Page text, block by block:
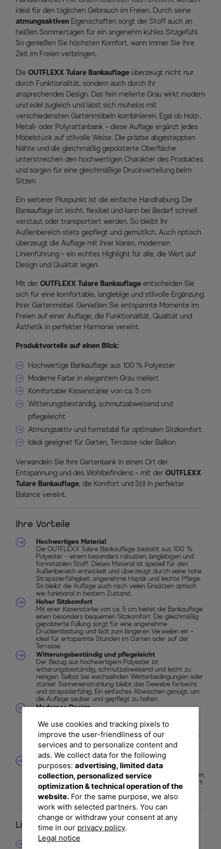
ideal für den täglichen Gebrauch im Freien. Durch seine
atmungsaktiven Eigenschaften sorgt der Stoff auch an
heißen Sommertagen für ein angenehm kühles Sitzgefühl.
So genießen Sie höchsten Komfort, wann immer Sie Ihre
Zeit im Freien verbringen.
Die OUTFLEXX Tulare Bankauflage überzeugt nicht nur
durch Funktionalität, sondern auch durch ihr
ansprechendes Design. Das fein melierte Grau wirkt modern
und edel zugleich und lässt sich mühelos mit
verschiedensten Gartenmöbeln kombinieren. Egal ob Holz-,
Metall- oder Polyrattanbank – diese Auflage ergänzt jedes
Möbelstück auf stilvolle Weise. Die präzise abgesteppten
Nähte und die gleichmäßig gepolsterte Oberfläche
unterstreichen den hochwertigen Charakter des Produktes
und sorgen für eine gleichmäßige Druckverteilung beim
Sitzen.
Ein weiterer Pluspunkt ist die einfache Handhabung. Die
Bankauflage ist leicht, flexibel und kann bei Bedarf schnell
verstaut oder transportiert werden. So bleibt Ihr
Außenbereich stets gepflegt und gemütlich. Auch optisch
überzeugt die Auflage mit ihrer klaren, modernen
Linienführung – ein echtes Highlight für alle, die Wert auf
Design und Qualität legen.
Mit der OUTFLEXX Tulare Bankauflage entscheiden Sie
sich für eine komfortable, langlebige und stilvolle Ergänzung
Ihrer Gartenmöbel. Genießen Sie entspannte Momente im
Freien auf einer Auflage, die Funktionalität, Qualität und
Ästhetik in perfekter Harmonie vereint.
Produktvorteile auf einen Blick:
Hochwertige Bankauflage aus 100 % Polyester
Moderne Farbe in elegantem Grau meliert
Komfortable Kissenstärke von ca. 5 cm
Witterungsbeständig, schmutzabweisend und
pflegeleicht
Atmungsaktiv und formstabil für optimalen Sitzkomfort
Ideal geeignet für Garten, Terrasse oder Balkon
Verwandeln Sie Ihre Gartenbank in einen Ort der
Entspannung und des Wohlbefindens – mit der OUTFLEXX
Tulare Bankauflage, die Komfort und Stil in perfekter
Balance vereint.
Ihre Vorteile
Hochwertiges Material
Die OUTFLEXX Tulare Bankauflage besteht aus 100 %
Polyester – einem besonders robusten, langlebigen und
formstabilen Stoff. Dieses Material ist speziell für den
Außenbereich entwickelt und überzeugt durch seine hohe
Strapazierfähigkeit, angenehme Haptik und leichte Pflege.
So bleibt die Auflage auch nach vielen Einsätzen optisch
wie funktional in bestem Zustand.
Hoher Sitzkomfort
Mit einer Kissenstärke von ca. 5 cm bietet die Bankauflage
einen besonders bequemen Sitzkomfort. Die gleichmäßig
gepolsterte Füllung sorgt für eine angenehme
Druckentlastung und lädt zum längeren Verweilen ein –
ideal für entspannte Stunden im Garten oder auf der
Terrasse.
Witterungsbeständig und pflegeleicht
Der Bezug aus hochwertigem Polyester ist
witterungsbeständig, schmutzabweisend und leicht zu
reinigen. Selbst bei wechselnden Wetterbedingungen oder
starker Sonneneinstrahlung bleibt das Gewebe farbecht
und strapazierfähig. Ein einfaches Abwischen genügt, um
die Auflage sauber und gepflegt zu halten.
Modernes Design
moderne, zeitlose Optik, die sich harmonisch in jede
Außenumgebung einfügt. Ob auf Holz-, Metall- oder
Polyrattanmöbeln – die dezente Farbgestaltung sorgt für
ein hochwertiges Gesamtbild und lässt sich vielseitig
kombinieren.
Atmungsaktive Stoffstruktur
Das Material ist luftdurchlässig und sorgt so für ein
angenehm kühles Sitzgefühl auch an heißen Sommertagen.
Dadurch wird ein Wärmestau vermieden und der Komfort
erhöht – perfekt für gemütliche Stunden im Freien, ohne
ins Schwitzen zu geraten.
Lieferumfang
1x OUTFLEXX Tulare Bankauflage, grau meliert, 100%
We use cookies and tracking pixels to
improve the user-friendliness of our
services and to personalize content and
ads. We collect data for the following
purposes: advertising, limited data
collection, personalized service
optimization & technical operation of the
website.For the same purpose, we also
work with selected partners. You can
change or withdraw your consent at any
time in our privacy policy.
Legal notice